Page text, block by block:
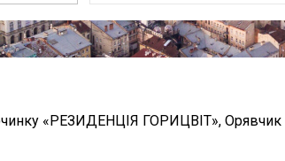
«РЕЗИДЕНЦІЯ ГОРИЦВІТ», Орявчик